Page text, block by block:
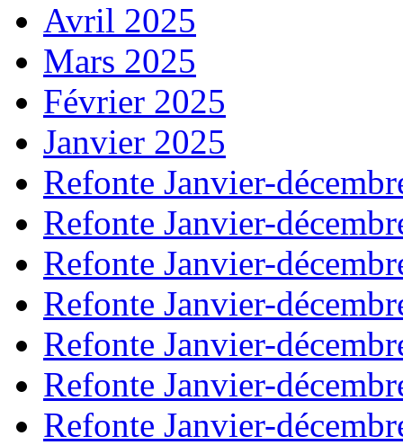
Avril 2025
Mars 2025
Février 2025
Janvier 2025
Refonte Janvier-
Refonte Janvier-
Refonte Janvier-
Refonte Janvier-
Refonte Janvier-
Refonte Janvier-
Refonte Janvier-